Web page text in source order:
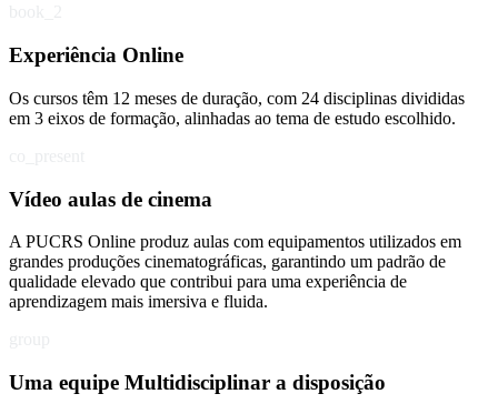
Experiência Online
Os cursos têm 12 meses de duração, com 24 disciplinas divididas
em 3 eixos de formação, alinhadas ao tema de estudo escolhido.
Vídeo aulas de cinema
A PUCRS Online produz aulas com equipamentos utilizados em
grandes produções cinematográficas, garantindo um padrão de
qualidade elevado que contribui para uma experiência de
aprendizagem mais imersiva e fluida.
Uma equipe Multidisciplinar a disposição